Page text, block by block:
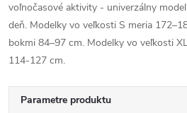
voľnočasové aktivity - univerzálny
deň. Modelky vo veľkosti S meria
bokmi 84–97 cm. Modelky vo veľkosti
114-127 cm.
Parametre produktu